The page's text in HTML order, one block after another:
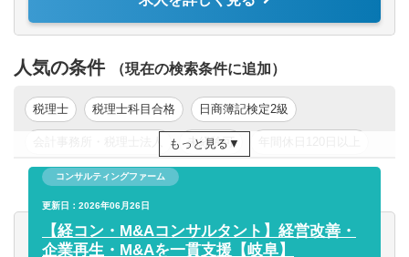
岐阜事務所：20名程度
■記帳代行
験できます。
【有資格者】
■公認会計士・税理士 3名
人気の条件 （現在の検索条件に追加）
税理士 税理士科目合格 日商簿記検定2級
未経験可
年収200万円以上 年収300万円以上
年収500万円以上 東京都
もっと見る
コンサルティングファーム
更新日：2026年06月26日
【経コン・M&Aコンサルタント】経営改善・
企業再生・M&Aを一貫支援【岐阜】